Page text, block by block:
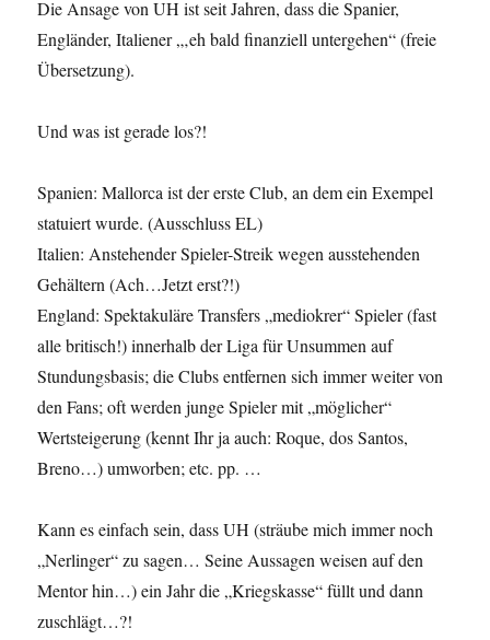
Die Ansage von UH ist seit Jahren, dass die Spanier,
Engländer, Italiener „‚eh bald finanziell untergehen“ (freie
Übersetzung).
Und was ist gerade los?!
Spanien: Mallorca ist der erste Club, an dem ein Exempel
statuiert wurde. (Ausschluss EL)
Italien: Anstehender Spieler-Streik wegen ausstehenden
Gehältern (Ach…Jetzt erst?!)
England: Spektakuläre Transfers „mediokrer“ Spieler (fast
alle britisch!) innerhalb der Liga für Unsummen auf
Stundungsbasis; die Clubs entfernen sich immer weiter von
den Fans; oft werden junge Spieler mit „möglicher“
Wertsteigerung (kennt Ihr ja auch: Roque, dos Santos,
Breno…) umworben; etc. pp. …
Kann es einfach sein, dass UH (sträube mich immer noch
„Nerlinger“ zu sagen… Seine Aussagen weisen auf den
Mentor hin…) ein Jahr die „Kriegskasse“ füllt und dann
zuschlägt…?!